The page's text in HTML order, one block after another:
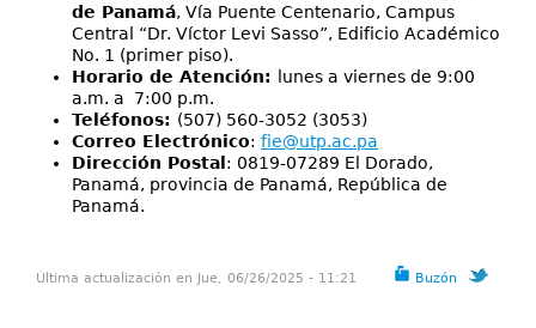
de Panamá, Vía Puente Centenario, Campus
Central “Dr. Víctor Levi Sasso”, Edificio Académico
No. 1 (primer piso).
Horario de Atención:
lunes a viernes de 9:00
a.m. a 7:00 p.m.
Teléfonos: (507) 560-3052 (3053)
Correo Electrónico: fie@utp.ac.pa
Dirección Postal : 0819-07289 El Dorado,
Panamá, provincia de Panamá, República de
Panamá.
Buzón
Última actualización en Jue, 06/26/2025 - 11:21